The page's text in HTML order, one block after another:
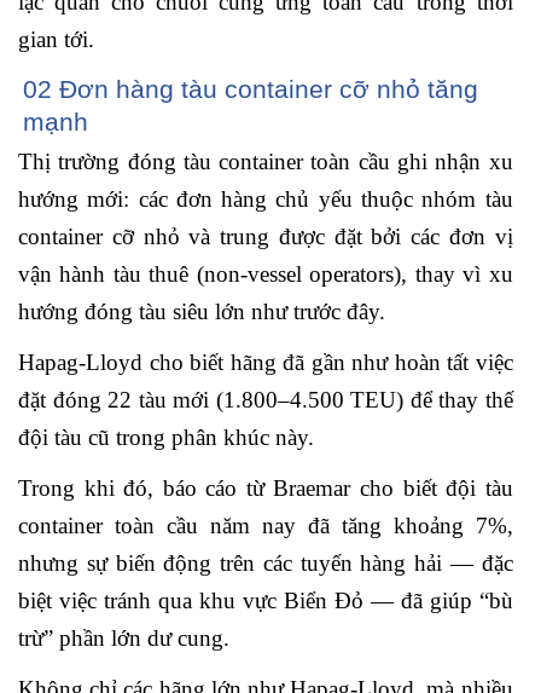
gian tới.
02 Đơn hàng tàu container cỡ nhỏ tăng
mạnh
Thị trường đóng tàu container toàn cầu ghi nhận xu
hướng mới: các đơn hàng chủ yếu thuộc nhóm tàu
container cỡ nhỏ và trung được đặt bởi các đơn vị
vận hành tàu thuê (non‐vessel operators), thay vì xu
hướng đóng tàu siêu lớn như trước đây.
Hapag-Lloyd cho biết hãng đã gần như hoàn tất việc
đặt đóng 22 tàu mới (1.800–4.500 TEU) để thay thế
đội tàu cũ trong phân khúc này.
Trong khi đó, báo cáo từ Braemar cho biết đội tàu
container toàn cầu năm nay đã tăng khoảng 7%,
nhưng sự biến động trên các tuyến hàng hải — đặc
biệt việc tránh qua khu vực Biển Đỏ — đã giúp “bù
trừ” phần lớn dư cung.